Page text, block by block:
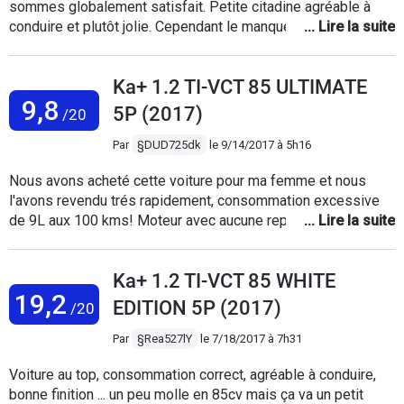
ce modele de voiture. Parcontre c'est vrai que cette voiture
est un peu lente d'accélération sur autoroute mais j'arrive a
tout de même m'insérer et a doubler des véhicules. Quand
surtout agréable a conduire en ville surtout pour se garer le
pack parking c'edt un gros plus .
sommes globalement satisfait. Petite citadine agréable à
conduire et plutôt jolie. Cependant le manque d'option est à
coffre n'est pas idéal. La KA+ possède 85 chevaux sur le
papier mais paraît en posséder 65. C'est vraiment dommage
car c'est un très beau véhicule.
9,8 /20
Ka+ 1.2 TI-VCT 85 ULTIMATE
5P (2017)
Par §DUD725dk le 9/14/2017 à 5h16
Nous avons acheté cette voiture pour ma femme et nous
l'avons revendu trés rapidement, consommation excessive
de 9L aux 100 kms! Moteur avec aucune reprise, finition
reprendre pour une Toyota Aygo et ne regrettons vraiment
pas !
19,2 /20
Ka+ 1.2 TI-VCT 85 WHITE
EDITION 5P (2017)
Par §Rea527lY le 7/18/2017 à 7h31
Voiture au top, consommation correct, agréable à conduire,
bonne finition ... un peu molle en 85cv mais ça va un petit